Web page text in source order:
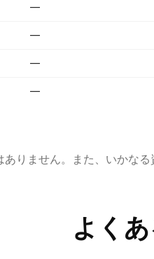
—
—
—
—
りません。また、いかな
よく